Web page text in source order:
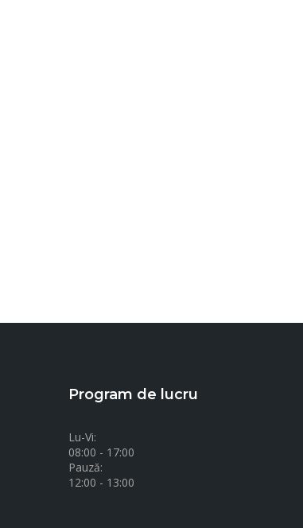
Program de lucru
Lu-Vi:
08:00 - 17:00
Pauză:
12:00 - 13:00